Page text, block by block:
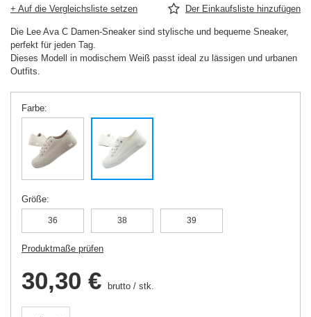
+ Auf die Vergleichsliste setzen Der Einkaufsliste hinzufügen
Die Lee Ava C Damen-Sneaker sind stylische und bequeme Sneaker,
perfekt für jeden Tag.
Dieses Modell in modischem Weiß passt ideal zu lässigen und urbanen
Outfits.
Farbe
Größe
36 38 39
Produktmaße prüfen
30,30 € brutto / stk.